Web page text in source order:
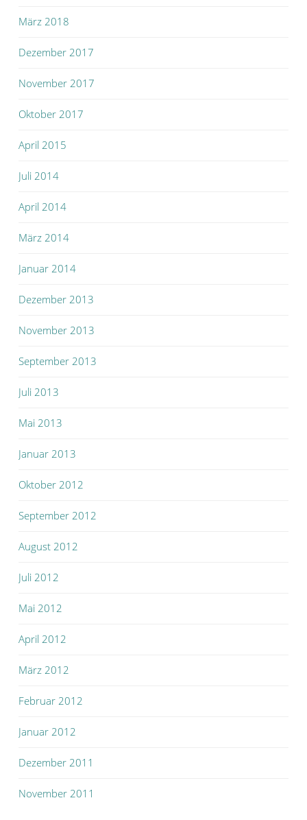
März 2018
Dezember 2017
November 2017
Oktober 2017
April 2015
Juli 2014
April 2014
März 2014
Januar 2014
Dezember 2013
November 2013
September 2013
Juli 2013
Mai 2013
Januar 2013
Oktober 2012
September 2012
August 2012
Juli 2012
Mai 2012
April 2012
März 2012
Februar 2012
Januar 2012
Dezember 2011
November 2011